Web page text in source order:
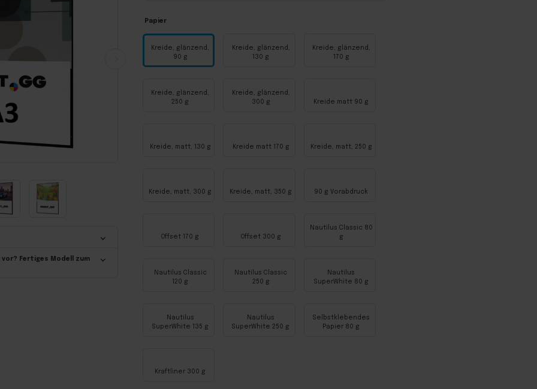
Fertiges Modell zum
Papier
Kreide, glänzend,
90 g
Kreide, glänzend,
130 g
Kreide, glänzend,
170 g
Kreide, glänzend,
250 g
Kreide, glänzend,
300 g
Kreide matt 90 g
Kreide, matt, 130 g Kreide matt 170 g Kreide, matt, 250 g
Kreide, matt, 300 g Kreide, matt, 350 g 90 g Vorabdruck
Offset 170 g Offset 300 g
Nautilus Classic 80
g
Nautilus Classic
120 g
Nautilus Classic
250 g
Nautilus
SuperWhite 80 g
Nautilus
SuperWhite 135 g
Nautilus
SuperWhite 250 g
Selbstklebendes
Papier 80 g
Kraftliner 300 g